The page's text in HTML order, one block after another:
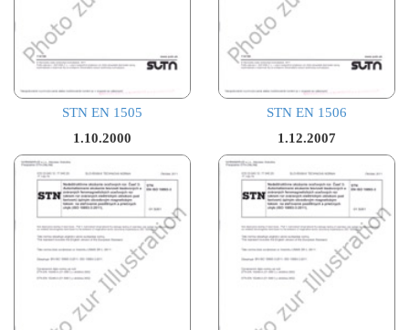
STN EN 1505
1.10.2000
STN EN 1506
1.12.2007